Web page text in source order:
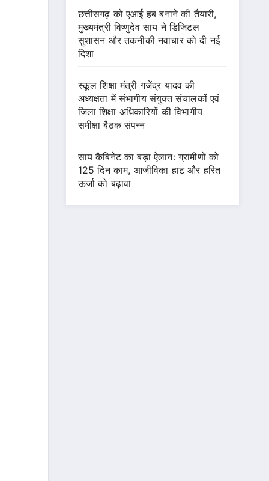
छत्तीसगढ़ को एआई हब बनाने की तैयारी,
मुख्यमंत्री विष्णुदेव साय ने डिजिटल
सुशासन और तकनीकी नवाचार को दी नई
दिशा
स्कूल शिक्षा मंत्री गजेंद्र यादव की
अध्यक्षता में संभागीय संयुक्त संचालकों एवं
जिला शिक्षा अधिकारियों की विभागीय
समीक्षा बैठक संपन्न
साय कैबिनेट का बड़ा ऐलान: ग्रामीणों को
125 दिन काम, आजीविका हाट और हरित
ऊर्जा को बढ़ावा